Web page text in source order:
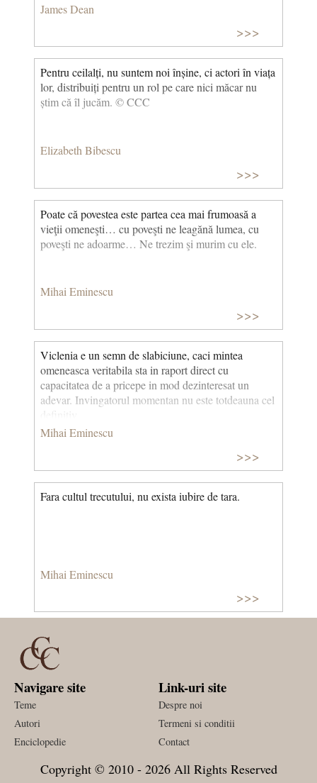
James Dean
>>>
Pentru ceilalți, nu suntem noi înșine, ci actori în viața
lor, distribuiți pentru un rol pe care nici măcar nu
știm că îl jucăm. © CCC
Elizabeth Bibescu
>>>
Poate că povestea este partea cea mai frumoasă a
vieţii omeneşti… cu poveşti ne leagănă lumea, cu
poveşti ne adoarme… Ne trezim şi murim cu ele.
Mihai Eminescu
>>>
Viclenia e un semn de slabiciune, caci mintea
omeneasca veritabila sta in raport direct cu
capacitatea de a pricepe in mod dezinteresat un
adevar. Invingatorul momentan nu este totdeauna cel
Mihai Eminescu
>>>
Fara cultul trecutului, nu exista iubire de tara.
Mihai Eminescu
>>>
Navigare site
Teme
Autori
Enciclopedie
Link-uri site
Despre noi
Termeni si conditii
Contact
Copyright © 2010 - 2026 All Rights Reserved